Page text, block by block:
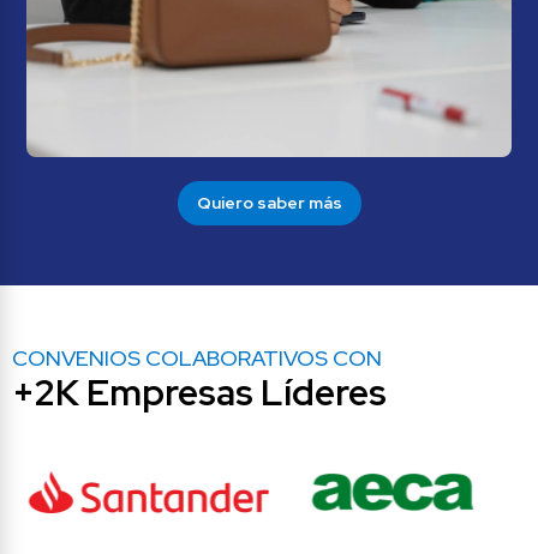
Quiero saber más
CONVENIOS COLABORATIVOS CON
+2K Empresas Líderes